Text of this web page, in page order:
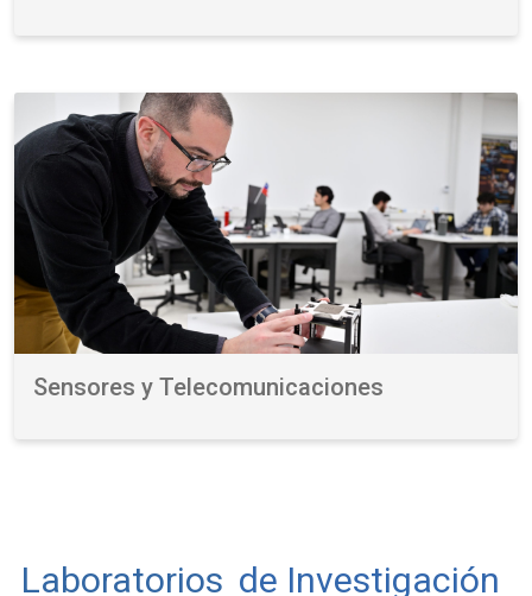
Sensores y Telecomunicaciones
Laboratorios de Investigación